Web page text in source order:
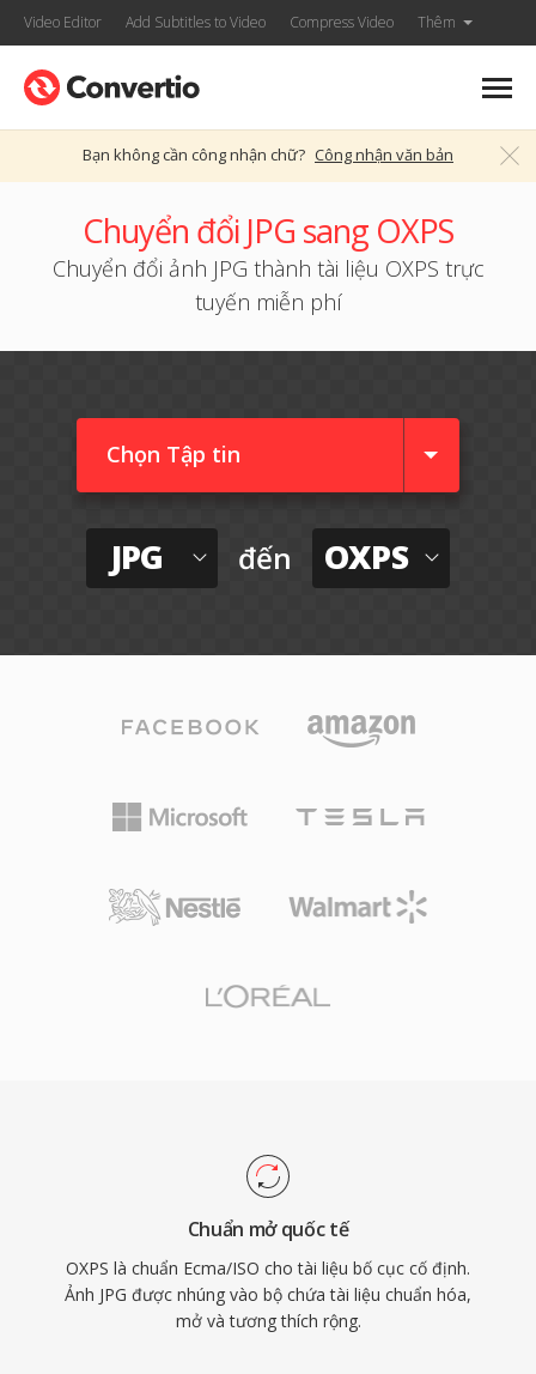
Video Editor Add Subtitles to Video Compress Video Thêm
Bạn không cần công nhận chữ? Công nhận văn bản
Chuyển đổi JPG sang OXPS
Chuyển đổi ảnh JPG thành tài liệu OXPS trực
tuyến miễn phí
Chọn Tập tin
JPG đến OXPS
Chuẩn mở quốc tế
OXPS là chuẩn Ecma/ISO cho tài liệu bố cục cố định.
Ảnh JPG được nhúng vào bộ chứa tài liệu chuẩn hóa,
mở và tương thích rộng.